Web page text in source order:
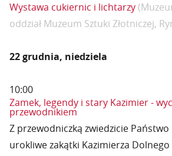
Wystawa cukiernic i lichtarzy
oddział Muzeum Sztuki Złotniczej,
22 grudnia, niedziela
10:00
Zamek, legendy i stary Kazimier -
przewodnikiem
Z przewodniczką zwiedzicie
urokliwe zakątki Kazimierza Dolnego